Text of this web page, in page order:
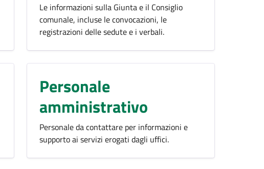
Le informazioni sulla Giunta e il Consiglio
comunale, incluse le convocazioni, le
registrazioni delle sedute e i verbali.
Personale
amministrativo
Personale da contattare per informazioni e
supporto ai servizi erogati dagli uffici.